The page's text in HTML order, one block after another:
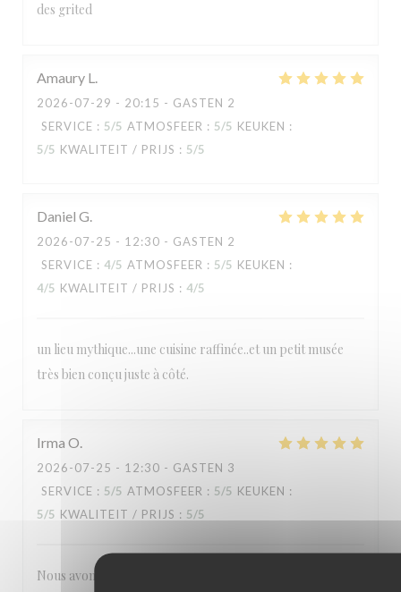
des grited
Amaury L
2026-07-29 - 20:15 - GASTEN 2
SERVICE : 5/5 ATMOSFEER : 5/5 KEUKEN :
5/5 KWALITEIT / PRIJS : 5/5
Daniel G
2026-07-25 - 12:30 - GASTEN 2
SERVICE : 4/5 ATMOSFEER : 5/5 KEUKEN :
4/5 KWALITEIT / PRIJS : 4/5
un lieu mythique...une cuisine raffinée..et un petit musée
très bien conçu juste à côté.
Irma O
2026-07-25 - 12:30 - GASTEN 3
SERVICE : 5/5 ATMOSFEER : 5/5 KEUKEN :
5/5 KWALITEIT / PRIJS : 5/5
Nous avons tous aimé notre visite : la cuisine française telle